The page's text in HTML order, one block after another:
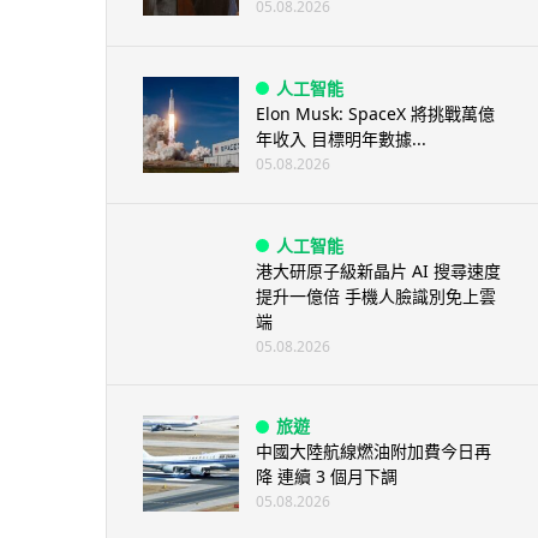
05.08.2026
人工智能
Elon Musk: SpaceX 將挑戰萬億
年收入 目標明年數據...
05.08.2026
人工智能
港大研原子級新晶片 AI 搜尋速度
提升一億倍 手機人臉識別免上雲
端
05.08.2026
旅遊
中國大陸航線燃油附加費今日再
降 連續 3 個月下調
05.08.2026